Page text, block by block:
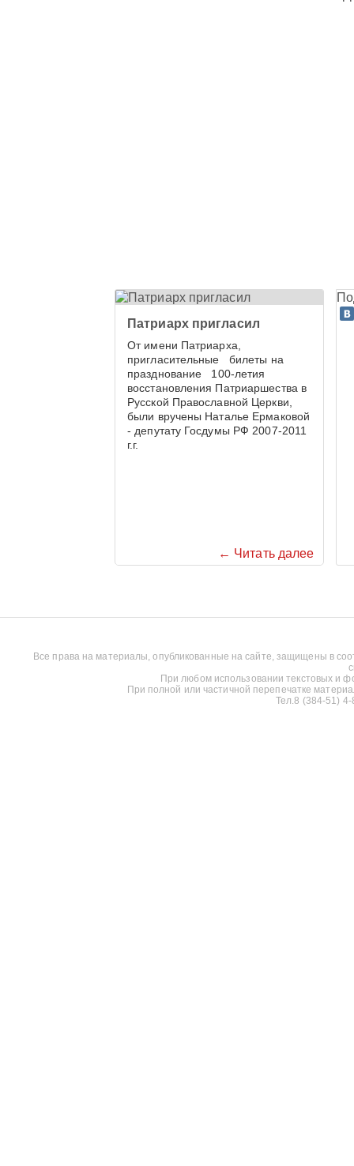
← Читать далее
Патриарх пригласил
От имени Патриарха,
пригласительные билеты на
празднование 100-летия
восстановления Патриаршества в
Русской Православной Церкви,
были вручены Наталье Ермаковой
- депутату Госдумы РФ 2007-2011
г.г.
Все права на материалы, опубликованные на сайте, защищены в
При любом использовании текстовых и
При полной или частичной перепечатке
Тел.8 (384-51)